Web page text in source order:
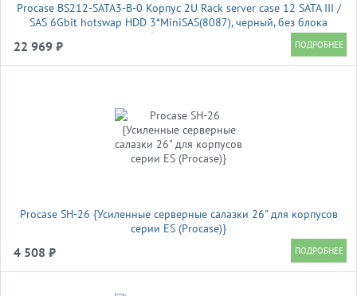
Procase BS212-SATA3-B-0 Корпус 2U Rack server case 12 SATA III /
SAS 6Gbit hotswap HDD 3*MiniSAS(8087), черный, без блока
питания, глубина 650мм, MB 12"x13"
22 969 ₽
Procase SH-26 {Усиленные серверные салазки 26" для корпусов
серии ES (Procase)}
4 508 ₽